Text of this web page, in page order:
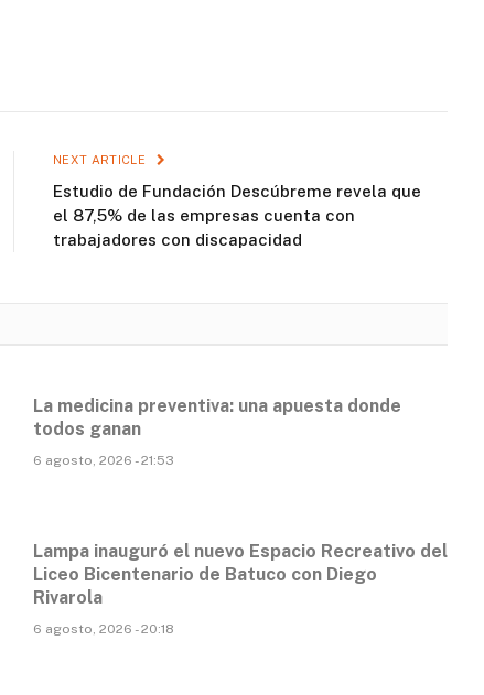
NEXT ARTICLE
Estudio de Fundación Descúbreme revela que
el 87,5% de las empresas cuenta con
trabajadores con discapacidad
La medicina preventiva: una apuesta donde
todos ganan
6 agosto, 2026 - 21:53
Lampa inauguró el nuevo Espacio Recreativo del
Liceo Bicentenario de Batuco con Diego
Rivarola
6 agosto, 2026 - 20:18